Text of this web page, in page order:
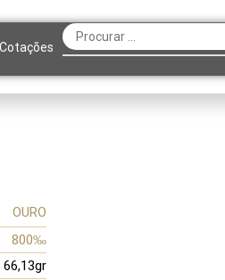
Cotações
OURO
800‰
66,13gr